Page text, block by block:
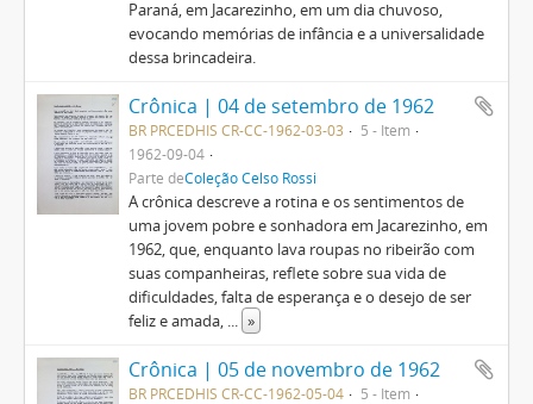
Paraná, em Jacarezinho, em um dia chuvoso,
evocando memórias de infância e a universalidade
dessa brincadeira.
Crônica | 04 de setembro de 1962
BR PRCEDHIS CR-CC-1962-03-03
5 - Item
1962-09-04
Parte deColeção Celso Rossi
A crônica descreve a rotina e os sentimentos de
uma jovem pobre e sonhadora em Jacarezinho, em
1962, que, enquanto lava roupas no ribeirão com
suas companheiras, reflete sobre sua vida de
dificuldades, falta de esperança e o desejo de ser
feliz e amada, ... »
Crônica | 05 de novembro de 1962
BR PRCEDHIS CR-CC-1962-05-04
5 - Item